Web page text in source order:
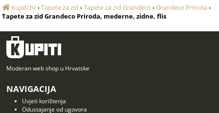
Kupiti.hr›Tapete za zid ›Tapete za zid Grandeco ›Grandeco Priroda›
Tapete za zid Grandeco Priroda, mederne, zidne, flis
Moderan web shop u Hrvatske
NAVIGACIJA
Uvjeti korištenja
Odustajanje od ugovora